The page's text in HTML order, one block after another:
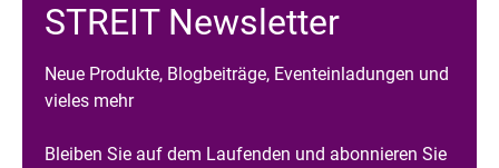
STREIT Newsletter
Neue Produkte, Blogbeiträge, Eventeinladungen und
vieles mehr
Bleiben Sie auf dem Laufenden und abonnieren Sie